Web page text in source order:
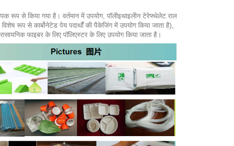
रूप से किया गया है। वर्तमान में उपयोग, पॉलीइथाइलीन टेरेफ्थेलेट राल
रूप से कार्बोनेटेड पेय पदार्थों की पैकेजिंग में उपयोग किया जाता है),
फाइबर के लिए पॉलिएस्टर के लिए उपयोग किया जाता है।